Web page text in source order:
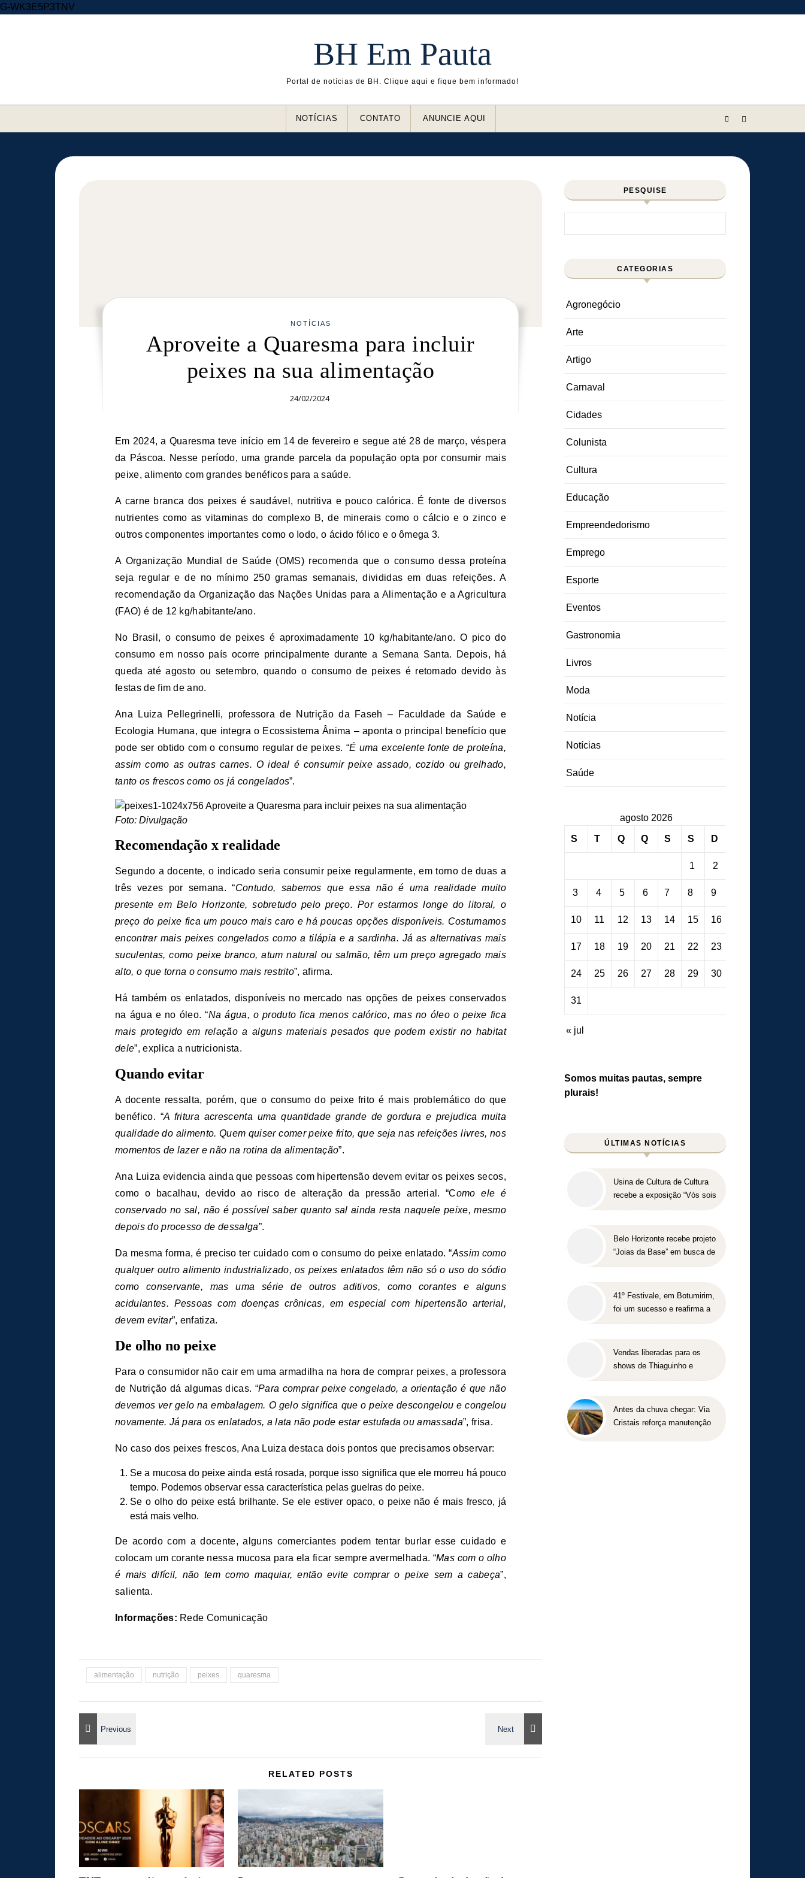
G-WK3E5P3TNVSkip to content
BH Em Pauta
Portal de notícias de BH. Clique aqui e fique bem informado!
NOTÍCIAS CONTATO ANUNCIE AQUI
NOTÍCIAS
Aproveite a Quaresma para incluir
peixes na sua alimentação
24/02/2024
Em 2024, a Quaresma teve início em 14 de fevereiro e segue até 28 de março, véspera
da Páscoa. Nesse período, uma grande parcela da população opta por consumir mais
peixe, alimento com grandes benéficos para a saúde.
A carne branca dos peixes é saudável, nutritiva e pouco calórica. É fonte de diversos
nutrientes como as vitaminas do complexo B, de minerais como o cálcio e o zinco e
outros componentes importantes como o Iodo, o ácido fólico e o ômega 3.
A Organização Mundial de Saúde (OMS) recomenda que o consumo dessa proteína
seja regular e de no mínimo 250 gramas semanais, divididas em duas refeições. A
recomendação da Organização das Nações Unidas para a Alimentação e a Agricultura
(FAO) é de 12 kg/habitante/ano.
No Brasil, o consumo de peixes é aproximadamente 10 kg/habitante/ano. O pico do
consumo em nosso país ocorre principalmente durante a Semana Santa. Depois, há
queda até agosto ou setembro, quando o consumo de peixes é retomado devido às
festas de fim de ano.
Ana Luiza Pellegrinelli, professora de Nutrição da Faseh – Faculdade da Saúde e
Ecologia Humana, que integra o Ecossistema Ânima – aponta o principal benefício que
pode ser obtido com o consumo regular de peixes. “É uma excelente fonte de proteína,
assim como as outras carnes. O ideal é consumir peixe assado, cozido ou grelhado,
tanto os frescos como os já congelados”.
Foto: Divulgação
Recomendação x realidade
Segundo a docente, o indicado seria consumir peixe regularmente, em torno de duas a
três vezes por semana. “Contudo, sabemos que essa não é uma realidade muito
presente em Belo Horizonte, sobretudo pelo preço. Por estarmos longe do litoral, o
preço do peixe fica um pouco mais caro e há poucas opções disponíveis. Costumamos
encontrar mais peixes congelados como a tilápia e a sardinha. Já as alternativas mais
suculentas, como peixe branco, atum natural ou salmão, têm um preço agregado mais
alto, o que torna o consumo mais restrito”, afirma.
Há também os enlatados, disponíveis no mercado nas opções de peixes conservados
na água e no óleo. “Na água, o produto fica menos calórico, mas no óleo o peixe fica
mais protegido em relação a alguns materiais pesados que podem existir no habitat
dele”, explica a nutricionista.
Quando evitar
A docente ressalta, porém, que o consumo do peixe frito é mais problemático do que
benéfico. “A fritura acrescenta uma quantidade grande de gordura e prejudica muita
qualidade do alimento. Quem quiser comer peixe frito, que seja nas refeições livres, nos
momentos de lazer e não na rotina da alimentação”.
Ana Luiza evidencia ainda que pessoas com hipertensão devem evitar os peixes secos,
como o bacalhau, devido ao risco de alteração da pressão arterial. “Como ele é
conservado no sal, não é possível saber quanto sal ainda resta naquele peixe, mesmo
depois do processo de dessalga”.
Da mesma forma, é preciso ter cuidado com o consumo do peixe enlatado. “Assim como
qualquer outro alimento industrializado, os peixes enlatados têm não só o uso do sódio
como conservante, mas uma série de outros aditivos, como corantes e alguns
acidulantes. Pessoas com doenças crônicas, em especial com hipertensão arterial,
devem evitar”, enfatiza.
De olho no peixe
Para o consumidor não cair em uma armadilha na hora de comprar peixes, a professora
de Nutrição dá algumas dicas. “Para comprar peixe congelado, a orientação é que não
devemos ver gelo na embalagem. O gelo significa que o peixe descongelou e congelou
novamente. Já para os enlatados, a lata não pode estar estufada ou amassada”, frisa.
No caso dos peixes frescos, Ana Luiza destaca dois pontos que precisamos observar:
Se a mucosa do peixe ainda está rosada, porque isso significa que ele morreu há pouco
tempo. Podemos observar essa característica pelas guelras do peixe.
Se o olho do peixe está brilhante. Se ele estiver opaco, o peixe não é mais fresco, já
está mais velho.
De acordo com a docente, alguns comerciantes podem tentar burlar esse cuidado e
colocam um corante nessa mucosa para ela ficar sempre avermelhada. “Mas com o olho
é mais difícil, não tem como maquiar, então evite comprar o peixe sem a cabeça”,
salienta.
Informações: Rede Comunicação
alimentação nutrição peixes quaresma
RELATED POSTS
PESQUISE
CATEGORIAS
Agronegócio
Arte
Artigo
Carnaval
Cidades
Colunista
Cultura
Educação
Empreendedorismo
Emprego
Esporte
Eventos
Gastronomia
Livros
Moda
Notícia
Notícias
Saúde
agosto 2026
S T Q Q S S D
1 2
3 4 5 6 7 8 9
10 11 12 13 14 15 16
17 18 19 20 21 22 23
24 25 26 27 28 29 30
31
« jul
Somos muitas pautas, sempre
plurais!
ÚLTIMAS NOTÍCIAS
Usina de Cultura de Cultura
recebe a exposição “Vós sois
Belo Horizonte recebe projeto
“Joias da Base” em busca de
41º Festivale, em Botumirim,
foi um sucesso e reafirma a
Vendas liberadas para os
shows de Thiaguinho e
Antes da chuva chegar: Via
Cristais reforça manutenção